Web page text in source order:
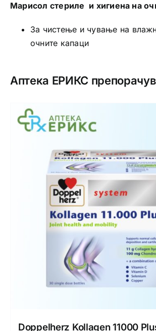
Марисол стериле и хигиена на
За чистење и чување на
очните капаци
Аптека ЕРИКС
Doppelherz Kollagen 11000